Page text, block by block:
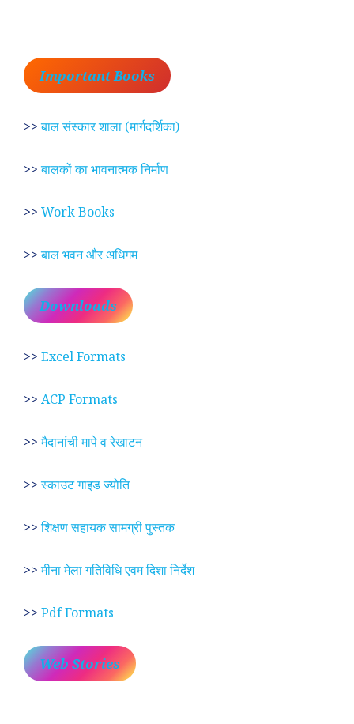
Important Books
>>बाल संस्कार शाला (मार्गदर्शिका)
>>बालकों का भावनात्मक निर्माण
>> Work Books
>>बाल भवन और अधिगम
Downloads
>> Excel Formats
>> ACP Formats
>>मैदानांची मापे व रेखाटन
>>स्काउट गाइड ज्योति
>>शिक्षण सहायक सामग्री पुस्तक
>>मीना मेला गतिविधि एवम दिशा निर्देश
>> Pdf Formats
Web Stories